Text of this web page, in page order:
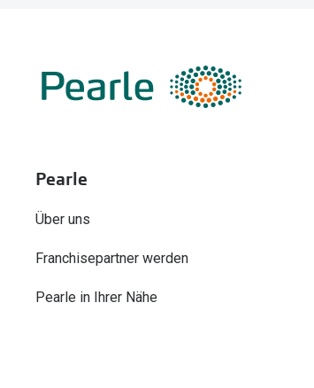
Pearle
Über uns
Franchisepartner werden
Pearle in Ihrer Nähe